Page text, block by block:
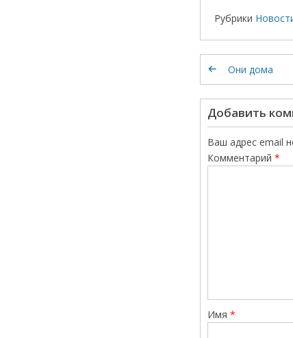
Рубрики
Они дома
Добавить
Ваш адрес email
Комментарий *
Имя *